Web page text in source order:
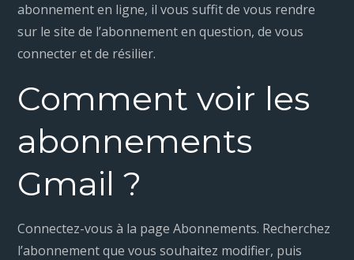
abonnement en ligne, il vous suffit de vous rendre
sur le site de l’abonnement en question, de vous
connecter et de résilier.
Comment voir les
abonnements
Gmail ?
Connectez-vous à la page Abonnements. Recherchez
l’abonnement que vous souhaitez modifier, puis